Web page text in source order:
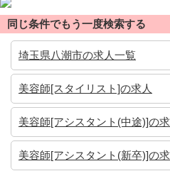
同じ条件でもう一度検索する
埼玉県八潮市の求人一覧
美容師[スタイリスト]の求人
美容師[アシスタント(中途)]の
美容師[アシスタント(新卒)]の